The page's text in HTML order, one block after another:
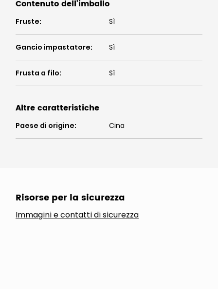
Contenuto dell'imballo
Fruste: Sì
Gancio impastatore: Sì
Frusta a filo: Sì
Altre caratteristiche
Paese di origine: Cina
Risorse per la sicurezza
Immagini e contatti di sicurezza